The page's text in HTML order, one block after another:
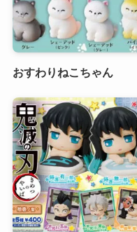
おすわりねこちゃん